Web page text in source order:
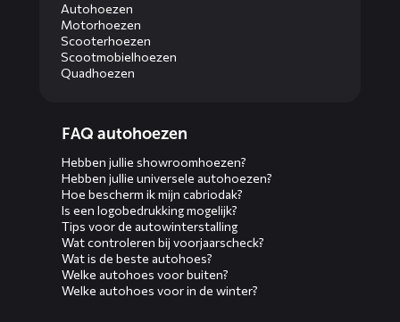
Autohoezen
Motorhoezen
Scooterhoezen
Scootmobielhoezen
Quadhoezen
menusFAQ autohoezen
Hebben jullie showroomhoezen?
Hebben jullie universele autohoezen?
Hoe bescherm ik mijn cabriodak?
Is een logobedrukking mogelijk?
Tips voor de autowinterstalling
Wat controleren bij voorjaarscheck?
Wat is de beste autohoes?
Welke autohoes voor buiten?
Welke autohoes voor in de winter?